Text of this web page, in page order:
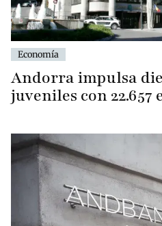
Economía
Andorra impulsa
juveniles con 22.657